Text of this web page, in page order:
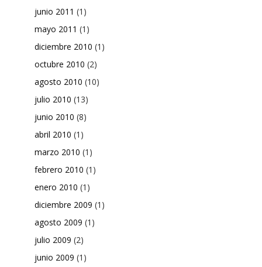
junio 2011 (1)
mayo 2011 (1)
diciembre 2010 (1)
octubre 2010 (2)
agosto 2010 (10)
julio 2010 (13)
junio 2010 (8)
abril 2010 (1)
marzo 2010 (1)
febrero 2010 (1)
enero 2010 (1)
diciembre 2009 (1)
agosto 2009 (1)
julio 2009 (2)
junio 2009 (1)